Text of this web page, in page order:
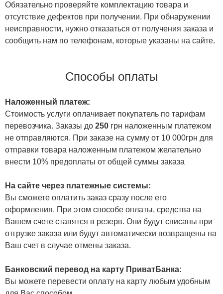
Обязательно проверяйте комплектацию товара и
отсутствие дефектов при получении. При обнаружении
неисправности, нужно отказаться от получения заказа и
сообщить нам по телефонам, которые указаны на сайте.
Способы оплаты
Наложенный платеж:
Стоимость услуги оплачивает покупатель по тарифам
перевозчика. Заказы до 250 грн наложенным платежом
не отправляются. При заказе на сумму от 10 000грн для
отправки товара наложенным платежом желательно
внести 10% предоплаты от общей суммы заказа
На сайте через платежные системы:
Вы сможете оплатить заказ сразу после его
оформления. При этом способе оплаты, средства на
Вашем счете ставятся в резерв. Они будут списаны при
отгрузке заказа или будут автоматически возвращены на
Ваш счет в случае отмены заказа.
Банковский перевод на карту ПриватБанка:
Вы можете перевести оплату на карту любым удобным